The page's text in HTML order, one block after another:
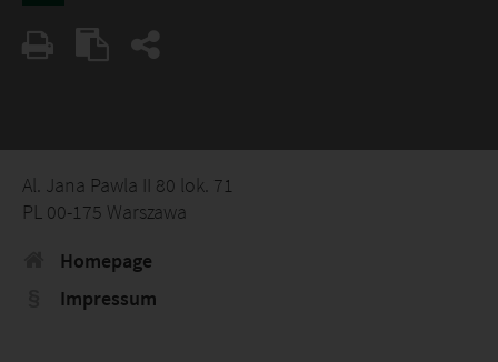
Al. Jana Pawla II 80 lok. 71
PL 00-175 Warszawa
Homepage
Impressum